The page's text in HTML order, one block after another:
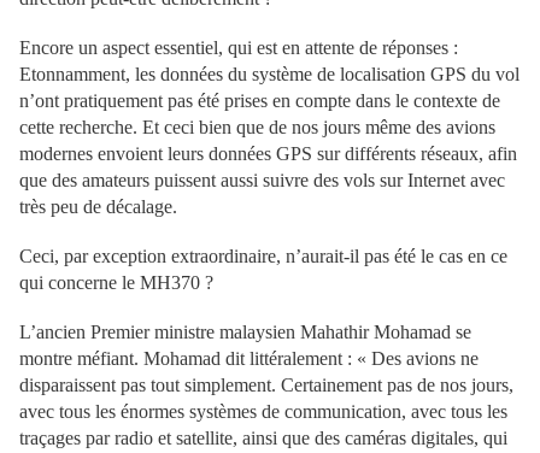
Encore un aspect essentiel, qui est en attente de réponses :
Etonnamment, les données du système de localisation GPS du vol
n’ont pratiquement pas été prises en compte dans le contexte de
cette recherche. Et ceci bien que de nos jours même des avions
modernes envoient leurs données GPS sur différents réseaux, afin
que des amateurs puissent aussi suivre des vols sur Internet avec
très peu de décalage.
Ceci, par exception extraordinaire, n’aurait-il pas été le cas en ce
qui concerne le MH370 ?
L’ancien Premier ministre malaysien Mahathir Mohamad se
montre méfiant. Mohamad dit littéralement : « Des avions ne
disparaissent pas tout simplement. Certainement pas de nos jours,
avec tous les énormes systèmes de communication, avec tous les
traçages par radio et satellite, ainsi que des caméras digitales, qui